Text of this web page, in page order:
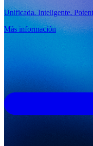
Unificada. Inteligente.
Más información